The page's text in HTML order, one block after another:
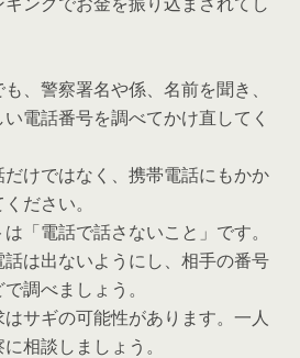
、警察署名や係、名前を聞き、
電話番号を調べてかけ直してく
だけではなく、携帯電話にもかか
ださい。
「電話で話さないこと」です。
は出ないようにし、相手の番号
調べましょう。
はサギの可能性があります。一人
相談しましょう。